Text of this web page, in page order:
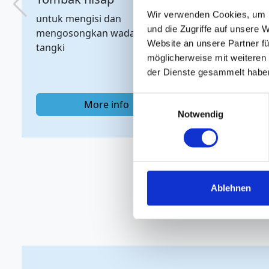
der Dienste gesammelt
Einwilligungsauswahl
Notwendig
Ablehnen
untuk mencegah tekanan
berlebih atau tekanan kurang
di dalam tangki
More info